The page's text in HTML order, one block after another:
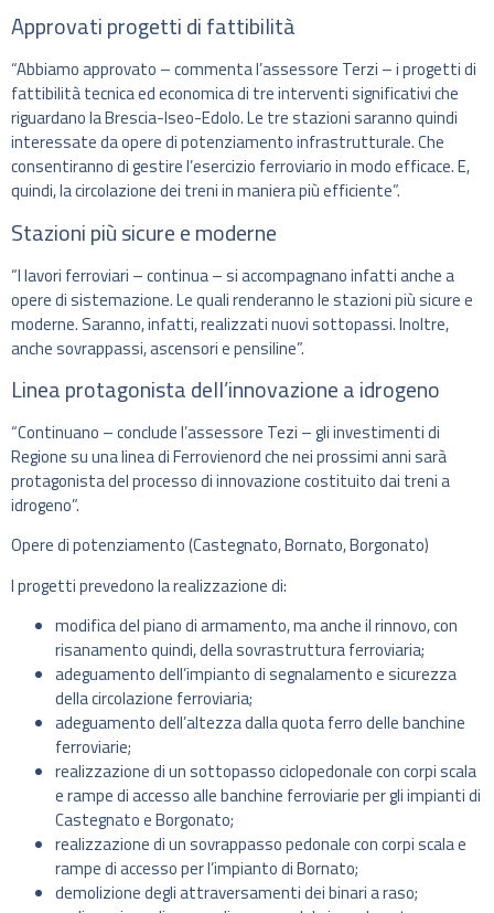
Approvati progetti di fattibilità
“Abbiamo approvato – commenta l’assessore Terzi – i progetti di
fattibilità tecnica ed economica di tre interventi significativi che
riguardano la Brescia-Iseo-Edolo. Le tre stazioni saranno quindi
interessate da opere di potenziamento infrastrutturale. Che
consentiranno di gestire l’esercizio ferroviario in modo efficace. E,
quindi, la circolazione dei treni in maniera più efficiente”.
Stazioni più sicure e moderne
“I lavori ferroviari – continua – si accompagnano infatti anche a
opere di sistemazione. Le quali renderanno le stazioni più sicure e
moderne. Saranno, infatti, realizzati nuovi sottopassi. Inoltre,
anche sovrappassi, ascensori e pensiline”.
Linea protagonista dell’innovazione a idrogeno
“Continuano – conclude l’assessore Tezi – gli investimenti di
Regione su una linea di Ferrovienord che nei prossimi anni sarà
protagonista del processo di innovazione costituito dai treni a
idrogeno”.
Opere di potenziamento (Castegnato, Bornato, Borgonato)
I progetti prevedono la realizzazione di:
modifica del piano di armamento, ma anche il rinnovo, con
risanamento quindi, della sovrastruttura ferroviaria;
adeguamento dell’impianto di segnalamento e sicurezza
della circolazione ferroviaria;
adeguamento dell’altezza dalla quota ferro delle banchine
ferroviarie;
realizzazione di un sottopasso ciclopedonale con corpi scala
e rampe di accesso alle banchine ferroviarie per gli impianti di
Castegnato e Borgonato;
realizzazione di un sovrappasso pedonale con corpi scala e
rampe di accesso per l’impianto di Bornato;
demolizione degli attraversamenti dei binari a raso;